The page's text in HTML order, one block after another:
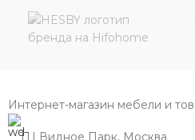
Интернет-магазин мебели и
ТЦ Видное Парк, Москва